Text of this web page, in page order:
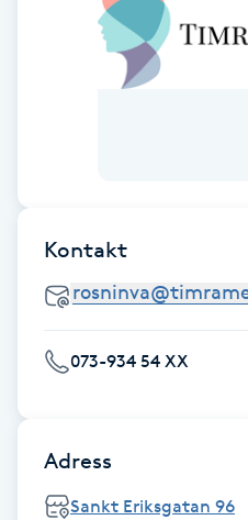
Fransförlängning
Fransförlängning Megavolym
Fransk manikyr
Fransrengöring
Friskvårdsmassage
Kontakt
073-934 54 XX
Adress
Sankt Eriksgatan 96